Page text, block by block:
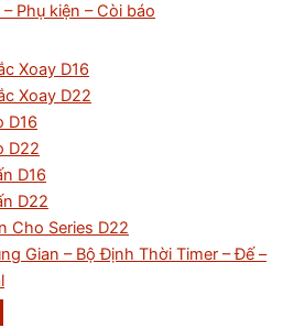
Phụ kiện – Còi báo
Xoay D16
Xoay D22
D16
D22
D16
D22
Cho Series D22
Gian – Bộ Định Thời Timer – Đế –